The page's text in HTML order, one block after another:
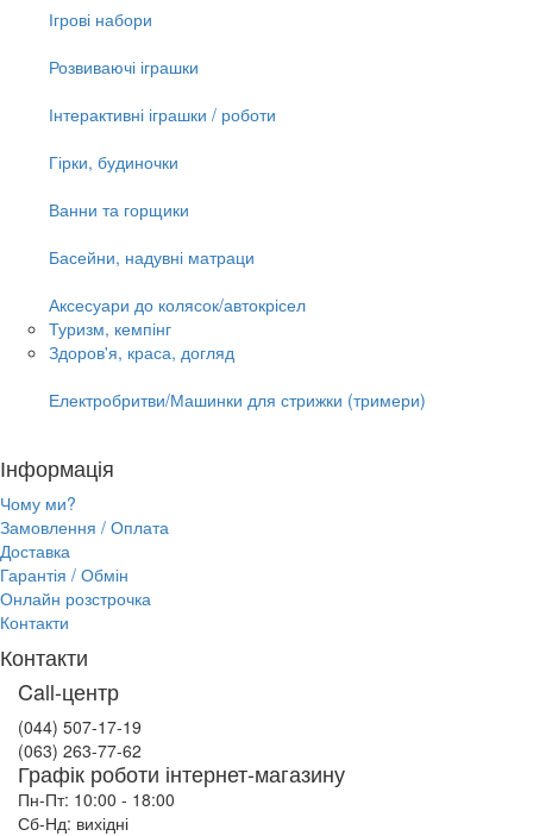
Ігрові набори
Розвиваючі іграшки
Інтерактивні іграшки / роботи
Гірки, будиночки
Ванни та горщики
Басейни, надувні матраци
Аксесуари до колясок/автокрісел
Туризм, кемпінг
Здоров'я, краса, догляд
Електробритви/Машинки для стрижки (тримери)
Інформація
Чому ми?
Замовлення / Оплата
Доставка
Гарантія / Обмін
Онлайн розстрочка
Контакти
Контакти
Call-центр
(044) 507-17-19
(063) 263-77-62
Графік роботи інтернет-магазину
Пн-Пт: 10:00 - 18:00
Сб-Нд: вихідні